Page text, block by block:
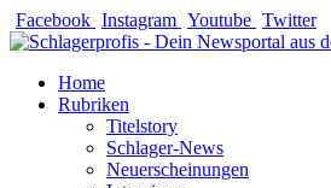
Zum
Inhalt
Facebook Instagram Youtube Twitter
Home
Rubriken
Titelstory
Schlager-News
Neuerscheinungen